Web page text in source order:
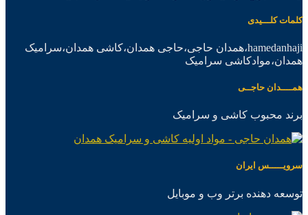
کلمات کلـــیدی
hamedanhaji،همدان حاجی،حاجی همدان،کاشی همدان،سرامیک
همدان،موادکاشی سرامیک
همــــدان حاجــی
برند محبوب کاشی و سرامیک
سرویـــــس ایران
توسعه دهنده برتر وب و موبایل